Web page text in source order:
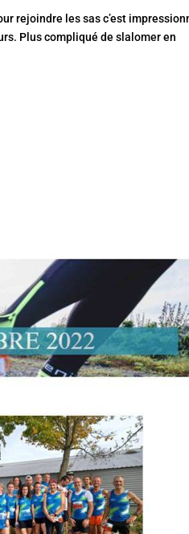
rejoindre les sas c’est
Plus compliqué de slalomer en